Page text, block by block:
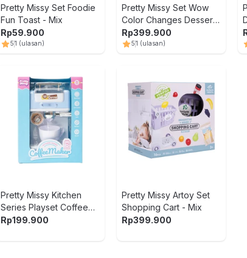
Pretty Missy Set Foodie
Fun Toast - Mix
Rp59.900
51 (ulasan)
Pretty Missy Set Wow
Color Changes Dessert
Shop - Mix
Rp399.900
51 (ulasan)
Pretty Missy Kitchen
Series Playset Coffee
Maker Random
Rp199.900
Pretty Missy Artoy Set
Shopping Cart - Mix
Rp399.900